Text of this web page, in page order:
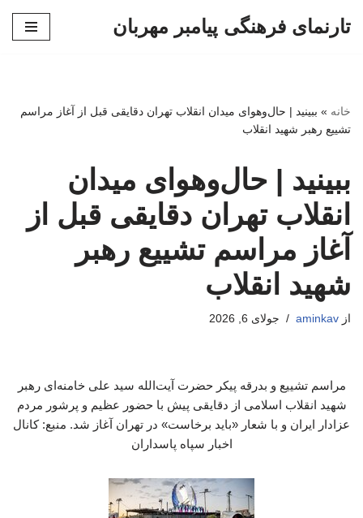
تارنمای فرهنگی پیامبر مهربان
خانه » ببینید | حال‌وهوای میدان انقلاب تهران دقایقی قبل از آغاز مراسم
تشییع رهبر شهید انقلاب
ببینید | حال‌وهوای میدان
انقلاب تهران دقایقی قبل از
آغاز مراسم تشییع رهبر
شهید انقلاب
از aminkav جولای 6, 2026
مراسم تشییع و بدرقه پیکر حضرت آیت‌الله سید علی خامنه‌ای رهبر
شهید انقلاب اسلامی از دقایقی پیش با حضور عظیم و پرشور مردم
عزادار ایران و با شعار «باید برخاست» در تهران آغاز شد. منبع: کانال
اخبار سپاه پاسداران